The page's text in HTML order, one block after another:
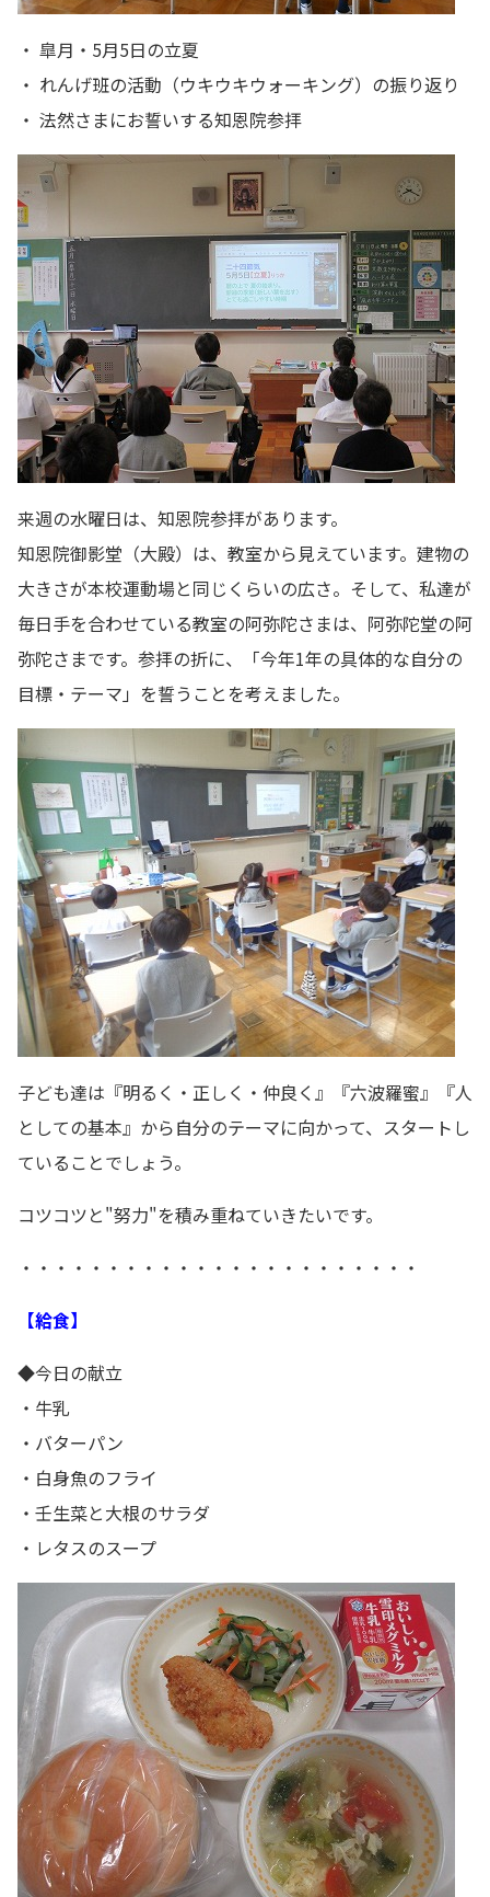
・ 皐月・5月5日の立夏
・ れんげ班の活動（ウキウキウォーキング）の振り返り
・ 法然さまにお誓いする知恩院参拝
来週の水曜日は、知恩院参拝があります。
知恩院御影堂（大殿）は、教室から見えています。建物の
大きさが本校運動場と同じくらいの広さ。そして、私達が
毎日手を合わせている教室の阿弥陀さまは、阿弥陀堂の阿
弥陀さまです。参拝の折に、「今年1年の具体的な自分の
目標・テーマ」を誓うことを考えました。
子ども達は『明るく・正しく・仲良く』『六波羅蜜』『人
としての基本』から自分のテーマに向かって、スタートし
ていることでしょう。
コツコツと"努力"を積み重ねていきたいです。
・・・・・・・・・・・・・・・・・・・・・・・
【給食】
◆今日の献立
・牛乳
・バターパン
・白身魚のフライ
・壬生菜と大根のサラダ
・レタスのスープ